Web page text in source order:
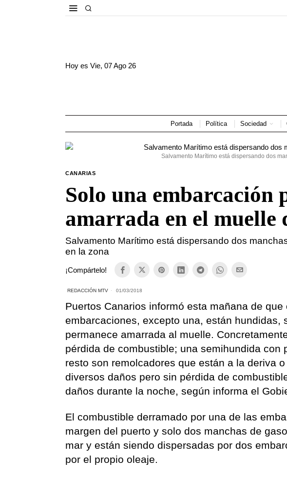
Hoy esVie, 07 Ago 26
Portada Política Sociedad
Salvamento Marítimo está dispersando dos
CANARIAS
Solo una embarcación
amarrada en el muelle
Salvamento Marítimo está dispersando dos
en la zona
¡Compártelo!
REDACCIÓN MTV 01/03/2018
Puertos Canarios informó esta mañana de
embarcaciones, excepto una, están hundidas,
permanece amarrada al muelle.
pérdida de combustible; una semihundida con
resto son remolcadores que están a la deriva
diversos daños pero sin pérdida de
daños durante la noche, según informa el
El combustible derramado por una de las
margen del puerto y solo dos manchas de
mar y están siendo dispersadas por dos
por el propio oleaje.